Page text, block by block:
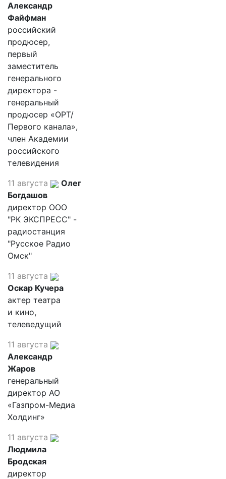
Александр
Файфман
российский
продюсер,
первый
заместитель
генерального
директора -
генеральный
продюсер «ОРТ/
Первого канала»,
член Академии
российского
телевидения
11 августа
Олег
Богдашов
директор ООО
"РК ЭКСПРЕСС" -
радиостанция
"Русское Радио
Омск"
11 августа
Оскар Кучера
актер театра
и кино,
телеведущий
11 августа
Александр
Жаров
генеральный
директор АО
«Газпром-Медиа
Холдинг»
11 августа
Людмила
Бродская
директор